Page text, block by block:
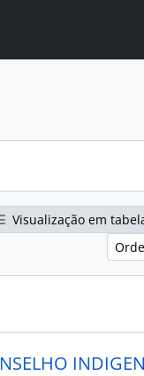
Visualização em